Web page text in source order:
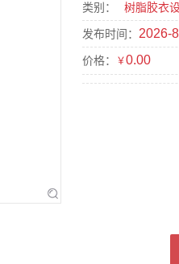
类别： 树脂胶衣
发布时间： 2026-
价格： ￥0.00